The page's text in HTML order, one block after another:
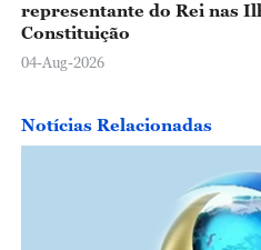
representante do Rei nas
Constituição
04-Aug-2026
Notícias Relacionadas